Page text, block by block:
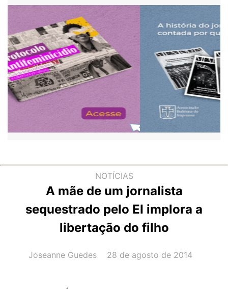
NOTÍCIAS
A mãe de um jornalista
sequestrado pelo EI implora a
libertação do filho
AUTOR(A):
Joseanne Guedes DATA:
28 de agosto de 2014